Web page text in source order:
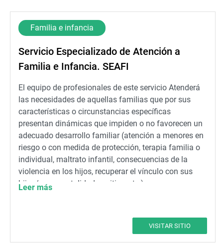
Familia e infancia
Servicio Especializado de Atención a
Familia e Infancia. SEAFI
El equipo de profesionales de este servicio Atenderá
las necesidades de aquellas familias que por sus
características o circunstancias específicas
presentan dinámicas que impiden o no favorecen un
adecuado desarrollo familiar (atención a menores en
riesgo o con medida de protección, terapia familia o
individual, maltrato infantil, consecuencias de la
violencia en los hijos, recuperar el vínculo con sus
hijos/as, parentalidad positiva, etc.)
Domicilio: C AMADEO DE SABOYA, 11
Teléfonos: 962082425 - 962082404
Leer más
VISITAR SITIO